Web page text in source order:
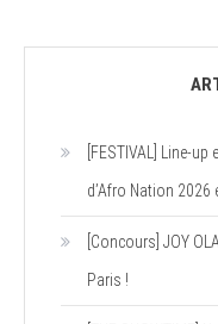
[FESTIVAL] Line-
d’Afro Nation 2026
[Concours] JOY
Paris !